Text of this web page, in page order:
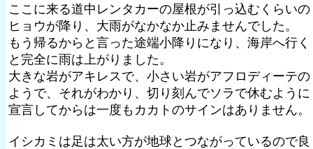
ここに来る道中レンタカーの屋根が引っ込むくらいの
ヒョウが降り、大雨がなかなか止みませんでした。
もう帰るからと言った途端小降りになり、海岸へ行く
と完全に雨は上がりました。
大きな岩がアキレスで、小さい岩がアフロディーテの
ようで、それがわかり、切り刻んでソラで休むように
宣言してからは一度もカカトのサインはありません。
イシカミは足は太い方が地球とつながっているので良